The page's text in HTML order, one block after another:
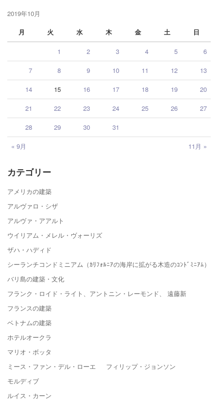
2019年10月
月
火 水 木 金 土 日
« 9月 11月 »
1 2 3 4 5 6
7 8 9 10 11 12 13
14 15 16 17 18 19 20
21 22 23 24 25 26 27
28 29 30 31
カテゴリー
アメリカの建築
アルヴァロ・シザ
アルヴァ・アアルト
ウイリアム・メレル・ヴォーリズ
ザハ・ハディド
シーランチコンドミニアム（ｶﾘﾌｫﾙﾆｱの海岸に拡がる木造のｺﾝﾄﾞﾐﾆｱﾑ）
バリ島の建築・文化
フランク・ロイド・ライト、アントニン・レーモンド、 遠藤新
フランスの建築
ベトナムの建築
ホテルオークラ
マリオ・ボッタ
ミース・ファン・デル・ローエ フィリップ・ジョンソン
モルディブ
ルイス・カーン